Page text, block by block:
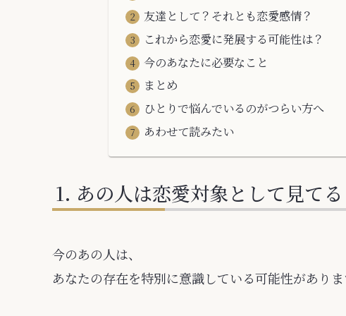
友達として？それとも恋愛感情？
これから恋愛に発展する可能性は？
今のあなたに必要なこと
まとめ
ひとりで悩んでいるのがつらい方へ
あわせて読みたい
あの人は恋愛対象として見てる
今のあの人は、
あなたの存在を特別に意識している可能性がありま